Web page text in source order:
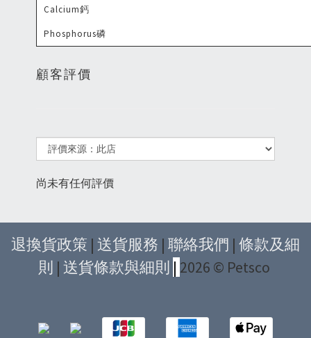
Calcium鈣
Phosphorus磷
顧客評價
尚未有任何評價
退換貨政策 | 送貨服務 | 聯絡我們 | 條款及細
則 | 送貨條款與細則 | 2026 © Petsco